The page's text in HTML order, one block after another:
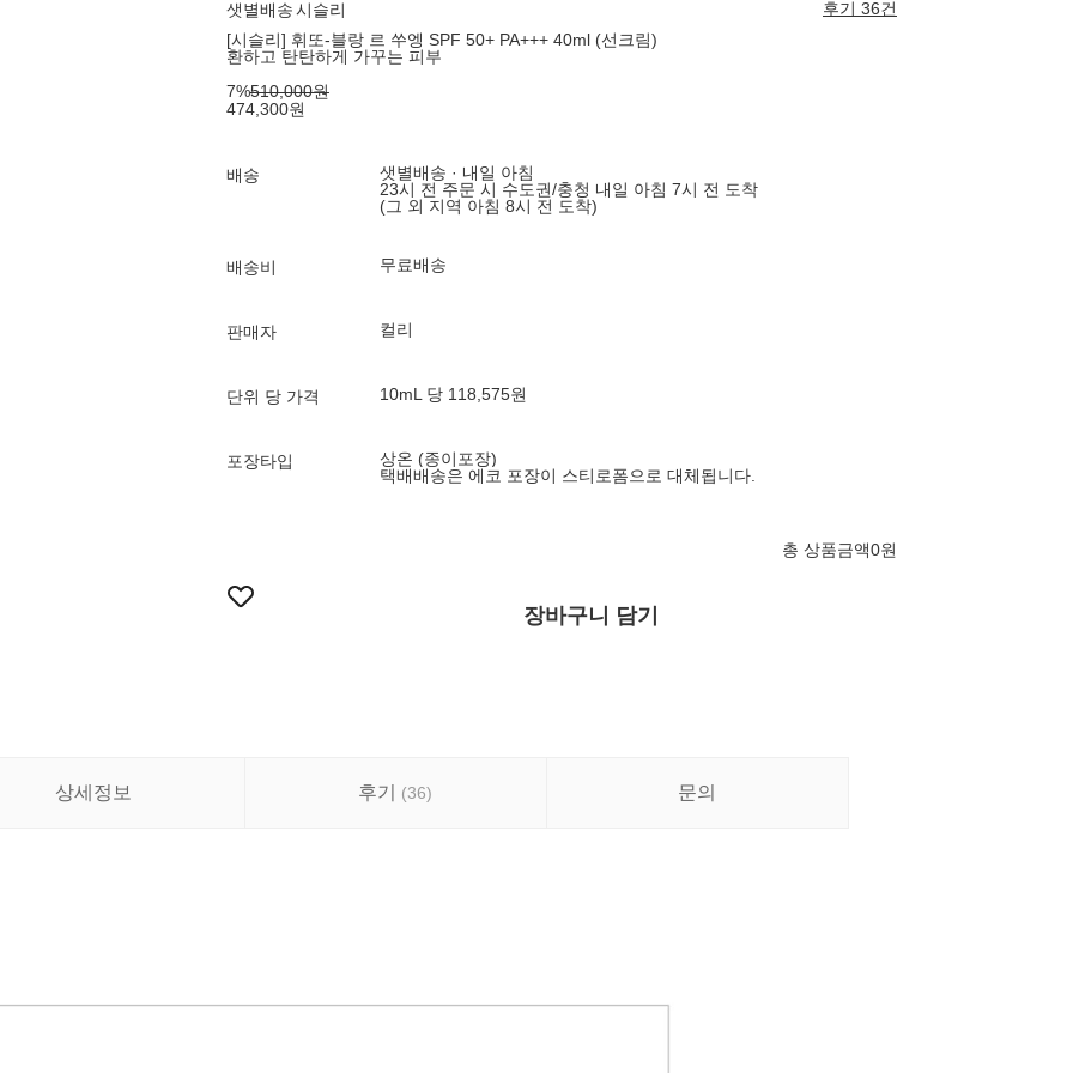
샛별배송시슬리
후기 36건
[시슬리] 휘또-블랑 르 쑤엥 SPF 50+ PA+++ 40ml (선크림)
환하고 탄탄하게 가꾸는 피부
7%510,000원
474,300원
배송
샛별배송 · 내일 아침
23시 전 주문 시 수도권/충청 내일 아침 7시 전 도착
(그 외 지역 아침 8시 전 도착)
배송비 무료배송
판매자 컬리
단위 당 가격 10mL 당 118,575원
포장타입
상온 (종이포장)
택배배송은 에코 포장이 스티로폼으로 대체됩니다.
총 상품금액0원
장바구니 담기
상세정보 후기 (36) 문의